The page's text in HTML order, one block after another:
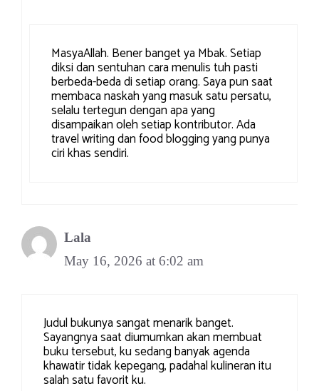
MasyaAllah. Bener banget ya Mbak. Setiap
diksi dan sentuhan cara menulis tuh pasti
berbeda-beda di setiap orang. Saya pun saat
membaca naskah yang masuk satu persatu,
selalu tertegun dengan apa yang
disampaikan oleh setiap kontributor. Ada
travel writing dan food blogging yang punya
ciri khas sendiri.
Lala
May 16, 2026 at 6:02 am
Judul bukunya sangat menarik banget.
Sayangnya saat diumumkan akan membuat
buku tersebut, ku sedang banyak agenda
khawatir tidak kepegang, padahal kulineran itu
salah satu favorit ku.